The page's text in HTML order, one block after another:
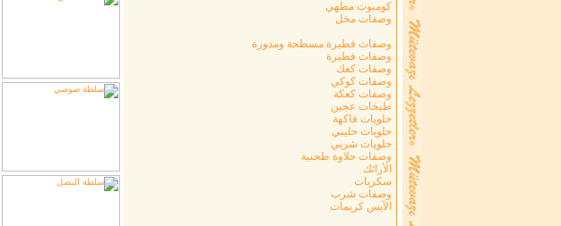
كومبوت مطهي
وصفات مخل
وصفات فطيرة مسطحة ومدورة
وصفات فطيرة
وصفات كعك
وصفات كوكي
وصفات كعكة
طبخات عجين
حلويات فاكهة
حلويات حليبي
حلويات شربي
وصفات حلاوة طحنية
الأرائك
سكريات
وصفات شرب
الآيس كريمات